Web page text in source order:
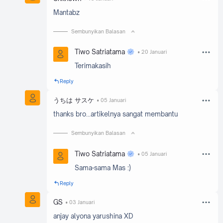
Mantabz
Sembunyikan Balasan
Tiwo Satriatama 20 Januari
Terimakasih
Reply
うちは サスケ 05 Januari
thanks bro...artikelnya sangat membantu
Sembunyikan Balasan
Tiwo Satriatama 05 Januari
Sama-sama Mas :)
Reply
GS 03 Januari
anjay alyona yarushina XD